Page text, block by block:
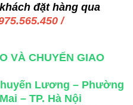
đặt hàng qua
/
VÀ CHUYỂN GIAO
Lương – Phường
– TP. Hà Nội